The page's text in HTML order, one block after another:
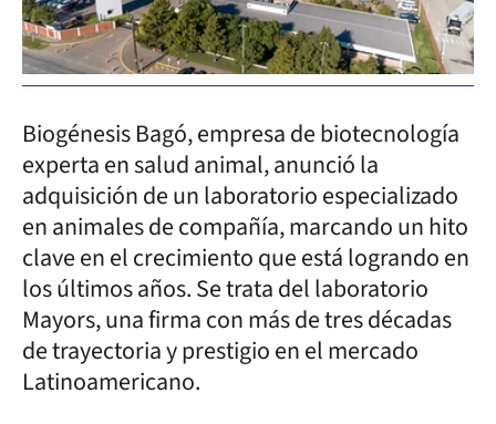
Biogénesis Bagó, empresa de biotecnología
experta en salud animal, anunció la
adquisición de un laboratorio especializado
en animales de compañía, marcando un hito
clave en el crecimiento que está logrando en
los últimos años. Se trata del laboratorio
Mayors, una firma con más de tres décadas
de trayectoria y prestigio en el mercado
Latinoamericano.